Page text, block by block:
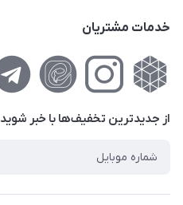
کوچه گلریز 4 غربی ، پلاک 13
حساب کاربری
لیست محصولات
خدمات مشتریان
راهنمای‌خرید‌آنلاین
حریم خصوصی
فروش‌اقساطی
از جدید‌ترین تخفیف‌ها با‌ خبر شوید